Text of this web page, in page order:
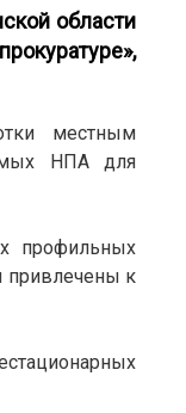
области
местным
НПА для
профильных
привлечены к